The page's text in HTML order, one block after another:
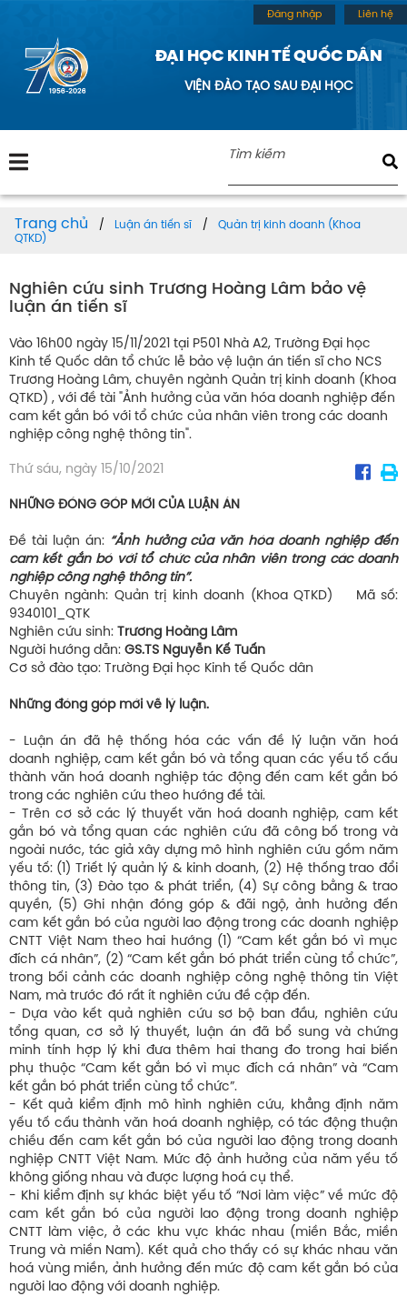
ĐẠI HỌC KINH TẾ QUỐC DÂN
VIỆN ĐÀO TẠO SAU ĐẠI HỌC
Đăng nhập Liên hệ
Trang chủ Luận án tiến sĩ
Quản trị kinh doanh (Khoa
QTKD)
Nghiên cứu sinh Trương Hoàng Lâm bảo vệ
luận án tiến sĩ
Vào 16h00 ngày 15/11/2021 tại P501 Nhà A2, Trường Đại học
Kinh tế Quốc dân tổ chức lễ bảo vệ luận án tiến sĩ cho NCS
Trương Hoàng Lâm, chuyên ngành Quản trị kinh doanh (Khoa
QTKD) , với đề tài "Ảnh hưởng của văn hóa doanh nghiệp đến
cam kết gắn bó với tổ chức của nhân viên trong các doanh
nghiệp công nghệ thông tin".
Thứ sáu, ngày 15/10/2021
NHỮNG ĐÓNG GÓP MỚI CỦA LUẬN ÁN
Đề tài luận án: “Ảnh hưởng của văn hóa doanh nghiệp đến
cam kết gắn bó với tổ chức của nhân viên trong các doanh
nghiệp công nghệ thông tin”.
Chuyên ngành: Quản trị kinh doanh (Khoa QTKD) Mã số:
9340101_QTK
Nghiên cứu sinh: Trương Hoàng Lâm
Người hướng dẫn: GS.TS Nguyễn Kế Tuấn
Cơ sở đào tạo: Trường Đại học Kinh tế Quốc dân
Những đóng góp mới về lý luận.
- Luận án đã hệ thống hóa các vấn đề lý luận văn hoá
doanh nghiệp, cam kết gắn bó và tổng quan các yếu tố cấu
thành văn hoá doanh nghiệp tác động đến cam kết gắn bó
trong các nghiên cứu theo hướng đề tài.
- Trên cơ sở các lý thuyết văn hoá doanh nghiệp, cam kết
gắn bó và tổng quan các nghiên cứu đã công bố trong và
ngoài nước, tác giả xây dựng mô hình nghiên cứu gồm năm
yếu tố: (1) Triết lý quản lý & kinh doanh, (2) Hệ thống trao đổi
thông tin, (3) Đào tạo & phát triển, (4) Sự công bằng & trao
quyền, (5) Ghi nhận đóng góp & đãi ngộ, ảnh hưởng đến
cam kết gắn bó của người lao động trong các doanh nghiệp
CNTT Việt Nam theo hai hướng (1) “Cam kết gắn bó vì mục
đích cá nhân”, (2) “Cam kết gắn bó phát triển cùng tổ chức”,
trong bối cảnh các doanh nghiệp công nghệ thông tin Việt
Nam, mà trước đó rất ít nghiên cứu đề cập đến.
- Dựa vào kết quả nghiên cứu sơ bộ ban đầu, nghiên cứu
tổng quan, cơ sở lý thuyết, luận án đã bổ sung và chứng
minh tính hợp lý khi đưa thêm hai thang đo trong hai biến
phụ thuộc “Cam kết gắn bó vì mục đích cá nhân” và “Cam
kết gắn bó phát triển cùng tổ chức”.
- Kết quả kiểm định mô hình nghiên cứu, khẳng định năm
yếu tố cấu thành văn hoá doanh nghiệp, có tác động thuận
chiều đến cam kết gắn bó của người lao động trong doanh
nghiệp CNTT Việt Nam. Mức độ ảnh hưởng của năm yếu tố
không giống nhau và được lượng hoá cụ thể.
- Khi kiểm định sự khác biệt yếu tố “Nơi làm việc” về mức độ
cam kết gắn bó của người lao động trong doanh nghiệp
CNTT làm việc, ở các khu vực khác nhau (miền Bắc, miền
Trung và miền Nam). Kết quả cho thấy có sự khác nhau văn
hoá vùng miền, ảnh hưởng đến mức độ cam kết gắn bó của
người lao động với doanh nghiệp.